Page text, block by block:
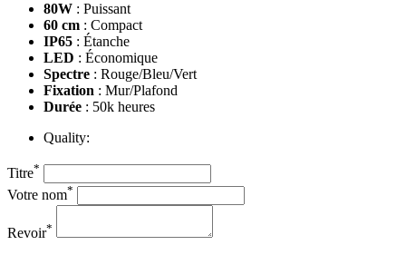
80W : Puissant
60 cm : Compact
IP65 : Étanche
LED : Économique
Spectre : Rouge/Bleu/Vert
Fixation : Mur/Plafond
Durée : 50k heures
Quality:
Titre*
Votre nom*
Revoir*